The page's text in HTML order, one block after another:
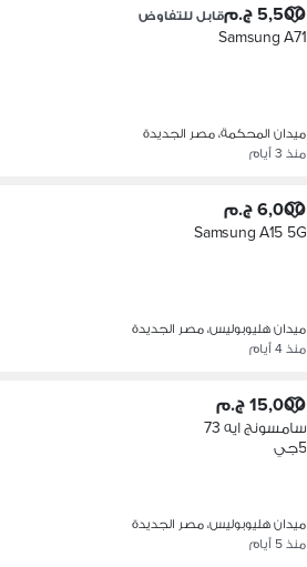
5,500 ج.م قابل للتفاوض
Samsung A71
ميدان المحكمة، مصر الجديدة
منذ 3 أيام
6,000 ج.م
Samsung A15 5G
ميدان هليوبوليس، مصر الجديدة
منذ 4 أيام
15,000 ج.م
سامسونج ايه 73
5جي
ميدان هليوبوليس، مصر الجديدة
منذ 5 أيام